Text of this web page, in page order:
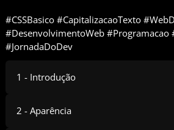
#CSSBasico #CapitalizacaoTexto
#DesenvolvimentoWeb #Programacao
#JornadaDoDev
1 - Introdução
2 - Aparência